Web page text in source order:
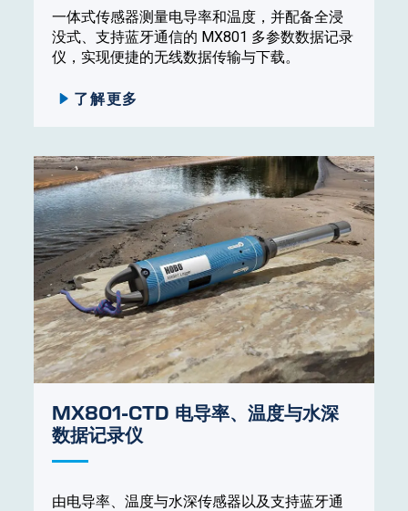
一体式传感器测量电导率和温度，并配备全浸
没式、支持蓝牙通信的 MX801 多参数数据记录
仪，实现便捷的无线数据传输与下载。
了解更多
MX801-CTD 电导率、温度与水深
数据记录仪
由电导率、温度与水深传感器以及支持蓝牙通